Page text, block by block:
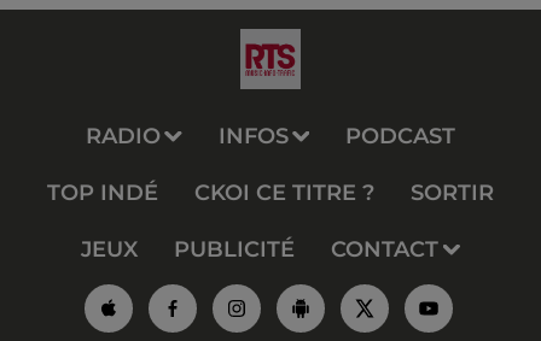
RADIO INFOS PODCAST
TOP INDÉ CKOI CE TITRE ? SORTIR
JEUX PUBLICITÉ CONTACT